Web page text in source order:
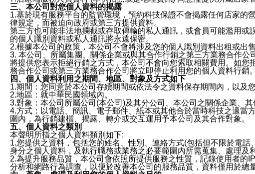
三、本公司對您個人資料的揭露
1.基於現有服務平台的監管環境，預約科技保證不會揭露任何店家
律規定，而被迫向政府或第三方提供資料。
第三方也可能非法地攔截或存取傳輸的私人通訊，或會員可能濫用
的個人識別資料或私人通訊將永遠保密。
2.根據本公司的政策，本公司不會將涉及您的個人識別資料出租或出售
3. 本公司、所屬集團、關係企業或與其合作行銷之第三方業務合作
將提供您表示拒絕行銷之方式，本公司不會向您索取相關費用。如
務合作公司或第三方業務合作公司將立即停止利用您的個人資料行銷。
四、個人資料利用之期間、地區、對象及方式如下
1.期間：您同意於本公司存續期間或依法令之資料保存期間內，以及
2.地區：就中華民國領域內。
3.對象：本公司所屬公司(本公司)及其分公司、本公司之關係企業、
4.方式：以電話、簡訊、電子郵件、紙本或其他合於當時科技之適當
圍內，為行銷建檔、揭露、轉介或交互運用予本公司及其合作對象。
五、個人資料之類別
本聲明所指之個人資料類別如下:
1.您提供之資料，包括您的姓名、性別、連絡方式(包括但不限於電
身分之個人資料，及執行職務或業務之必要範圍內所需蒐集、處理及
2.為提升服務品質，本公司會依照所提供服務之性質，記錄使用者
分析和網路行為調查，以便於改善本公司的服務品質，資料僅用於總